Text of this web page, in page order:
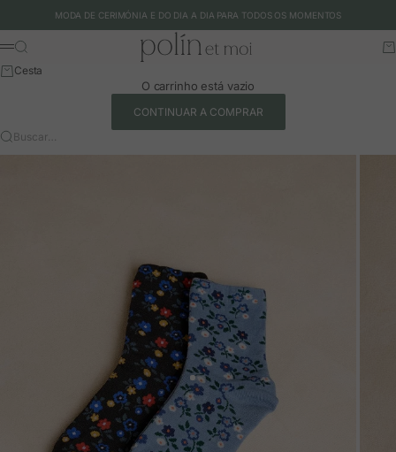
MODA DE CERIMÓNIA E DO DIA A DIA PARA TODOS OS MOMENTOS
Polín et moi - EU
Menu
Buscar
Cesta
O carrinho está vazio
CONTINUAR A COMPRAR
Buscar…
Ir para o artigo 1
Ir para o artigo 2
Ir para o artigo 3